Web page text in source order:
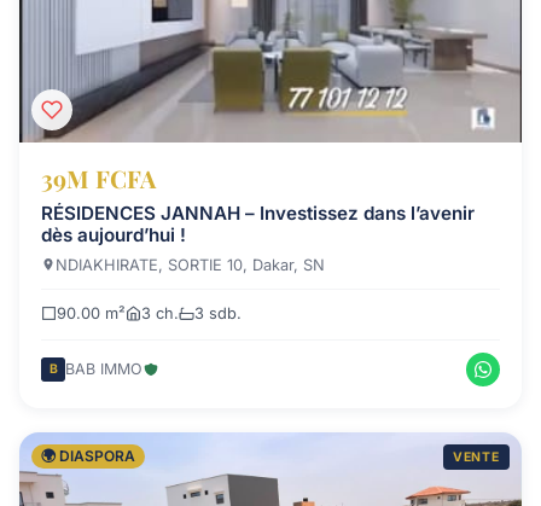
39M FCFA
RÉSIDENCES JANNAH – Investissez dans l’avenir
dès aujourd’hui !
NDIAKHIRATE, SORTIE 10, Dakar, SN
90.00 m² 3 ch. 3 sdb.
B BAB IMMO
🌍 DIASPORA VENTE